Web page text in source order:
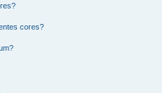
cores?